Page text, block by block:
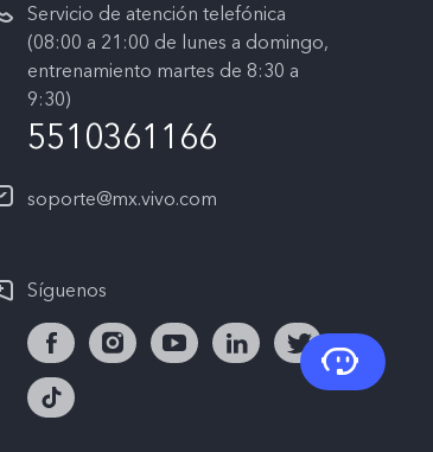
Servicio de atención telefónica
(08:00 a 21:00 de lunes a domingo,
entrenamiento martes de 8:30 a
9:30)
5510361166
soporte@mx.vivo.com
Síguenos